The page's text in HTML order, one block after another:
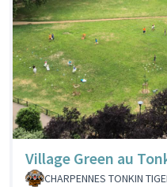
Village Green au
CHARPENNES TONKIN